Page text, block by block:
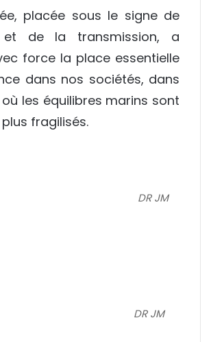
placée sous le signe de
et de la transmission, a
force la place essentielle
dans nos sociétés, dans
les équilibres marins sont
fragilisés.
DR JM
DR JM